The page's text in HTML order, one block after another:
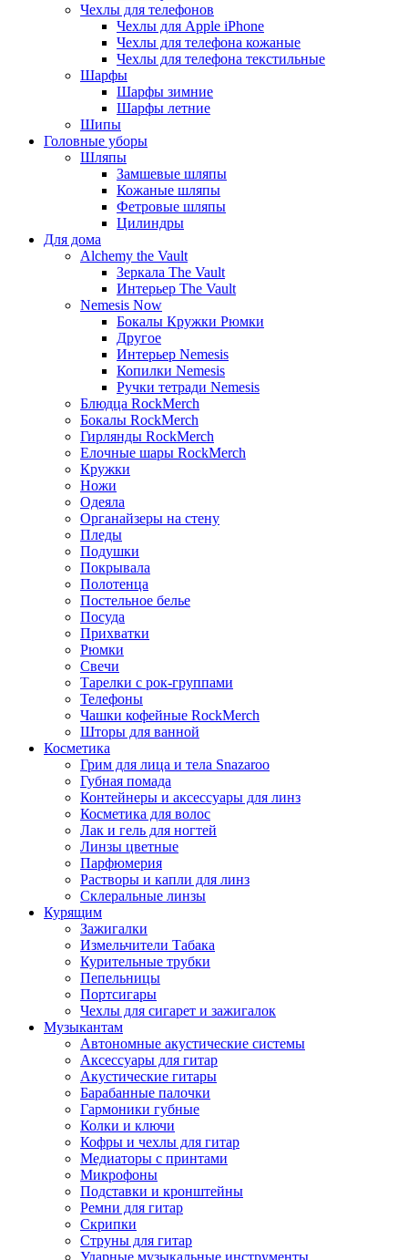
Чехлы для телефонов
Чехлы для Apple iPhone
Чехлы для телефона кожаные
Чехлы для телефона текстильные
Шарфы
Шарфы зимние
Шарфы летние
Шипы
Головные уборы
Шляпы
Замшевые шляпы
Кожаные шляпы
Фетровые шляпы
Цилиндры
Для дома
Alchemy the Vault
Зеркала The Vault
Интерьер The Vault
Nemesis Now
Бокалы Кружки Рюмки
Другое
Интерьер Nemesis
Копилки Nemesis
Ручки тетради Nemesis
Блюдца RockMerch
Бокалы RockMerch
Гирлянды RockMerch
Елочные шары RockMerch
Кружки
Ножи
Одеяла
Органайзеры на стену
Пледы
Подушки
Покрывала
Полотенца
Постельное белье
Посуда
Прихватки
Рюмки
Свечи
Тарелки с рок-группами
Телефоны
Чашки кофейные RockMerch
Шторы для ванной
Косметика
Грим для лица и тела Snazaroo
Губная помада
Контейнеры и аксессуары для линз
Косметика для волос
Лак и гель для ногтей
Линзы цветные
Парфюмерия
Растворы и капли для линз
Склеральные линзы
Курящим
Зажигалки
Измельчители Табака
Курительные трубки
Пепельницы
Портсигары
Чехлы для сигарет и зажигалок
Музыкантам
Автономные акустические системы
Аксессуары для гитар
Акустические гитары
Барабанные палочки
Гармоники губные
Колки и ключи
Кофры и чехлы для гитар
Медиаторы с принтами
Микрофоны
Подставки и кронштейны
Ремни для гитар
Скрипки
Струны для гитар
Ударные музыкальные инструменты